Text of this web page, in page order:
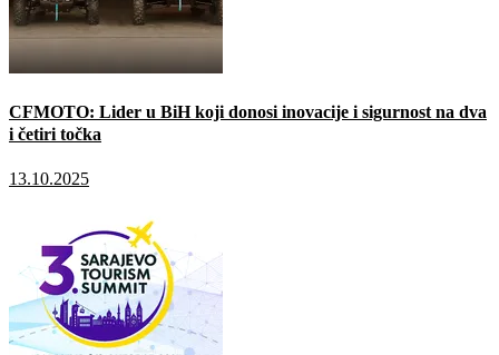
CFMOTO: Lider u BiH koji donosi inovacije i sigurnost na dva
i četiri točka
13.10.2025